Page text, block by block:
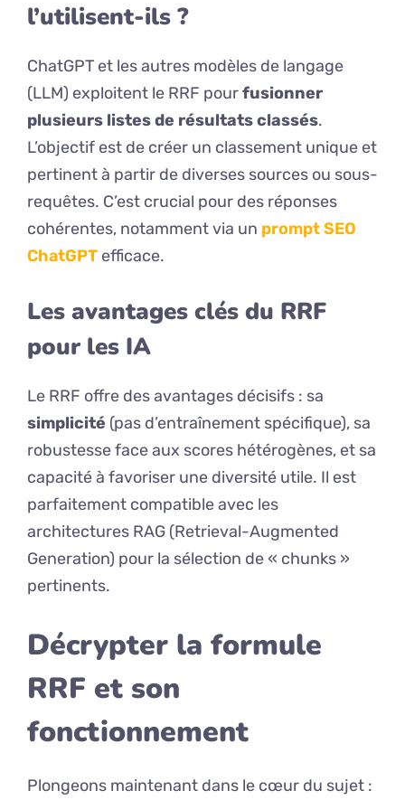
l’utilisent-ils ?
ChatGPT et les autres modèles de langage
(LLM) exploitent le RRF pourfusionner
plusieurs listes de résultats classés.
L’objectif est de créer un classement unique et
pertinent à partir de diverses sources ou sous-
requêtes. C’est crucial pour des réponses
cohérentes, notamment via un prompt SEO
ChatGPT efficace.
Les avantages clés du RRF
pour les IA
Le RRF offre des avantages décisifs : sa
simplicité (pas d’entraînement spécifique), sa
robustesse face aux scores hétérogènes, et sa
capacité à favoriser une diversité utile. Il est
parfaitement compatible avec les
architectures RAG (Retrieval-Augmented
Generation) pour la sélection de « chunks »
pertinents.
Décrypter la formule
RRF et son
fonctionnement
Plongeons maintenant dans le cœur du sujet :